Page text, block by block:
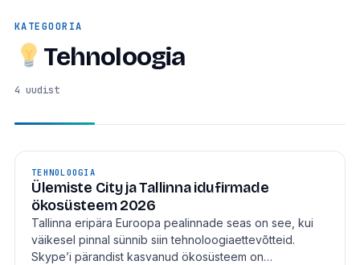
KATEGOORIA
Tehnoloogia
4 uudist
TEHNOLOOGIA
Ülemiste City ja Tallinna idufirmade
ökosüsteem 2026
Tallinna eripära Euroopa pealinnade seas on see, kui
väikesel pinnal sünnib siin tehnoloogiaettevõtteid.
Skype’i pärandist kasvanud ökosüsteem on…